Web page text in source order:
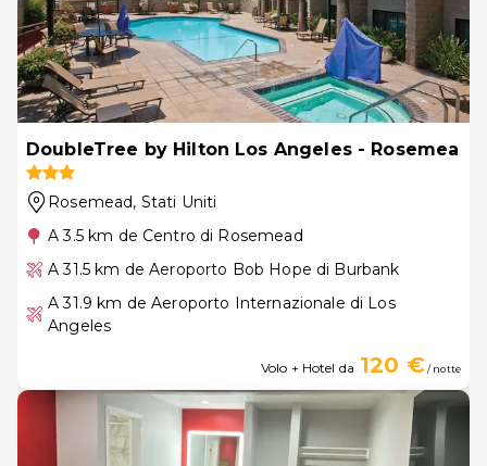
DoubleTree by Hilton Los Angeles - Rosemea
Rosemead, Stati Uniti
A 3.5 km de Centro di Rosemead
A 31.5 km de Aeroporto Bob Hope di Burbank
A 31.9 km de Aeroporto Internazionale di Los
Angeles
Volo + Hotel da 120 €/ notte